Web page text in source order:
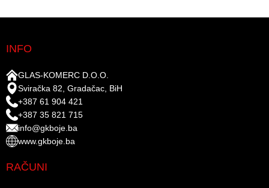
INFO
GLAS-KOMERC D.O.O.
Sviračka 82, Gradačac, BiH
+387 61 904 421
+387 35 821 715
info@gkboje.ba
www.gkboje.ba
RAČUNI